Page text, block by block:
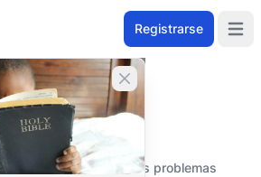
Registrarse
Cerrar banner
personas abordar los problemas